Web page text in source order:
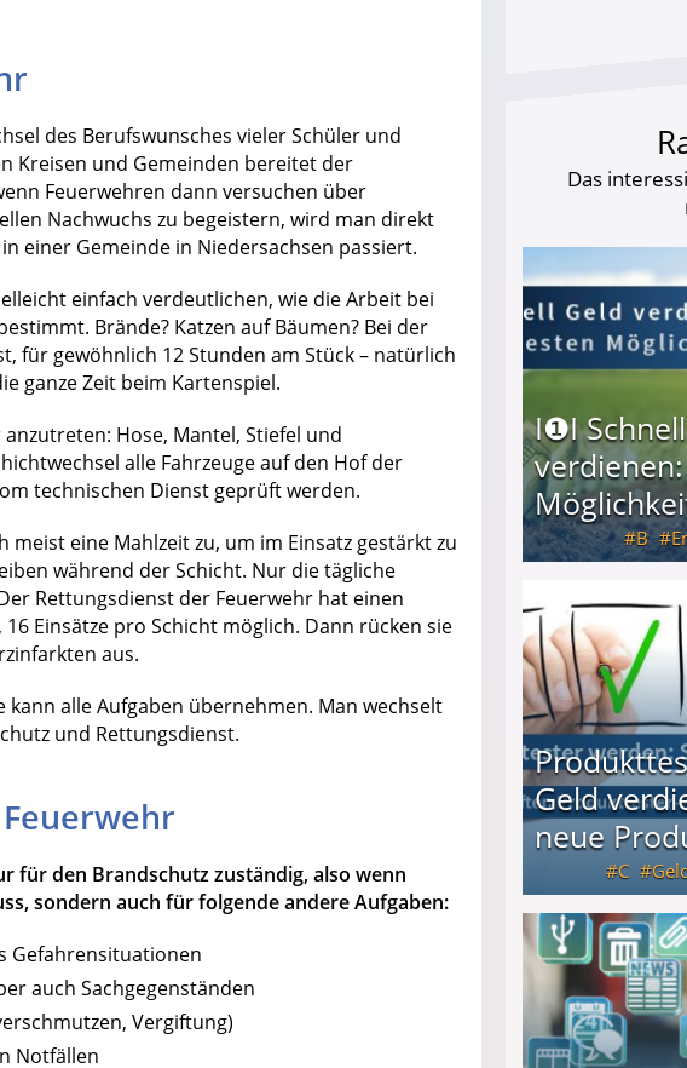
des Berufswunsches vieler Schüler und
Kreisen und Gemeinden bereitet der
Feuerwehren dann versuchen über
Nachwuchs zu begeistern, wird man direkt
einer Gemeinde in Niedersachsen passiert.
einfach verdeutlichen, wie die Arbeit bei
Brände? Katzen auf Bäumen? Bei der
für gewöhnlich 12 Stunden am Stück – natürlich
ganze Zeit beim Kartenspiel.
Hose, Mantel, Stiefel und
alle Fahrzeuge auf den Hof der
technischen Dienst geprüft werden.
eine Mahlzeit zu, um im Einsatz gestärkt zu
während der Schicht. Nur die tägliche
Rettungsdienst der Feuerwehr hat einen
Einsätze pro Schicht möglich. Dann rücken sie
aus.
kann alle Aufgaben übernehmen. Man wechselt
und Rettungsdienst.
für den Brandschutz zuständig, also wenn
sondern auch für folgende andere Aufgaben:
Gefahrensituationen
auch Sachgegenständen
Vergiftung)
Notfällen
Das
I❶I
B
I❶I Schnell Geld verdienen: 20 seriöse Möglichkeiten
Geld
neue
C
Produkttester werden und Geld verdienen ↻ Täglich neue